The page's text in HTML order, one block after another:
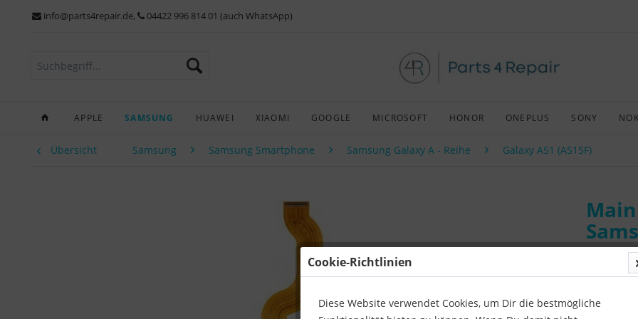
info@parts4repair.de, 04422 996 814 01 (auch WhatsApp)
APPLE SAMSUNG HUAWEI XIAOMI GOOGLE MICROSOFT HONOR ONEPLUS SONY
Übersicht Samsung Samsung Smartphone Samsung Galaxy A - Reihe Galaxy A51 (A515F)
Cookie-Richtlinien
Diese Website verwendet Cookies, um Dir die bestmögliche